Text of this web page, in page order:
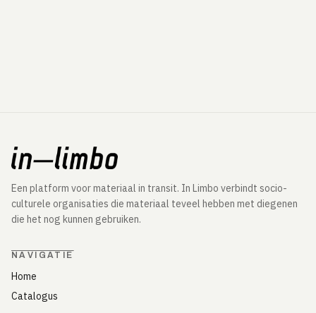
Een platform voor materiaal in transit. In Limbo verbindt socio-
culturele organisaties die materiaal teveel hebben met diegenen
die het nog kunnen gebruiken.
NAVIGATIE
Home
Catalogus